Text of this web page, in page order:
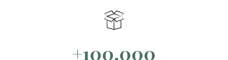
+100.000